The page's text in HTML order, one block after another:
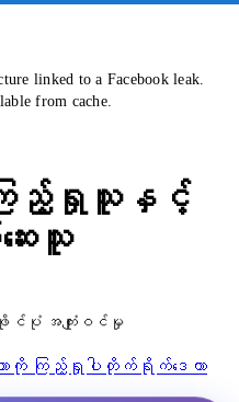
linked to a Facebook leak.
from cache.
ကြည့်ရှုသူနှင့်
းသူ
ရိုဖိုင်ပုံ အကျုံးဝင်မှု
ာကို ကြည့်ရှုပါ တိုက်ရိုက်ဒေတာ